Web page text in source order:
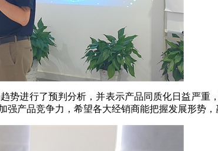
势进行了预判分析，并表示产品同质化日益严重
强产品竞争力，希望各大经销商能把握发展形势，